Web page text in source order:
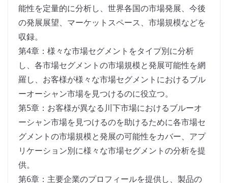
能性を定量的に分析し、世界各国の市場発展、今後
の発展展望、マーケットスペース、市場規模などを
収録。
第4章：様々な市場セグメントをタイプ別に分析
し、各市場セグメントの市場規模と発展可能性を網
羅し、お客様が様々な市場セグメントにおけるブル
ーオーシャン市場を見つけるのに役立つ。
第5章：お客様が異なる川下市場におけるブルーオ
ーシャン市場を見つけるのを助けるために各市場セ
グメントの市場規模と発展の可能性をカバー、アプ
リケーション別に様々な市場セグメントの分析を提
供。
第6章：主要企業のプロフィールを提供し、製品の